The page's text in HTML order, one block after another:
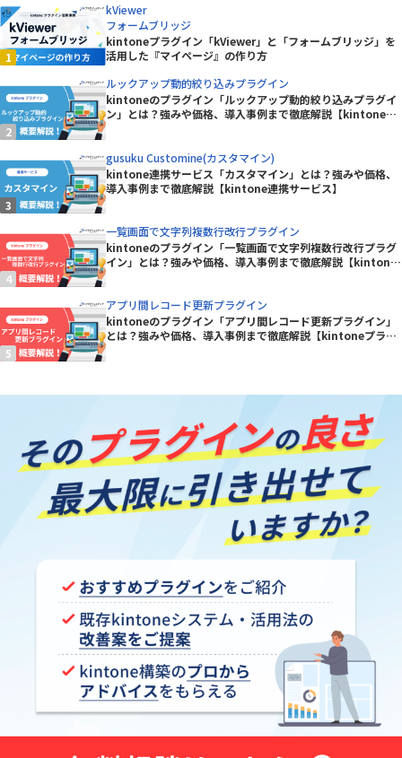
kViewer
フォームブリッジ
kintoneプラグイン「kViewer」と「フォームブリッジ」を
活用した『マイページ』の作り方
ルックアップ動的絞り込みプラグイン
kintoneのプラグイン「ルックアップ動的絞り込みプラグイ
ン」とは？強みや価格、導入事例まで徹底解説【kintoneプ
gusuku Customine(カスタマイン)
kintone連携サービス「カスタマイン」とは？強みや価格、
導入事例まで徹底解説【kintone連携サービス】
一覧画面で文字列複数行改行プラグイン
kintoneのプラグイン「一覧画面で文字列複数行改行プラグ
イン」とは？強みや価格、導入事例まで徹底解説【kintone
アプリ間レコード更新プラグイン
kintoneのプラグイン「アプリ間レコード更新プラグイン」
とは？強みや価格、導入事例まで徹底解説【kintoneプラグ